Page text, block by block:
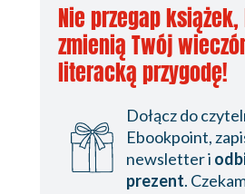
Nie przegap
zmienią Twój
literacką przygodę!
Dołącz do
Ebookpoint,
newsletter i
prezent.